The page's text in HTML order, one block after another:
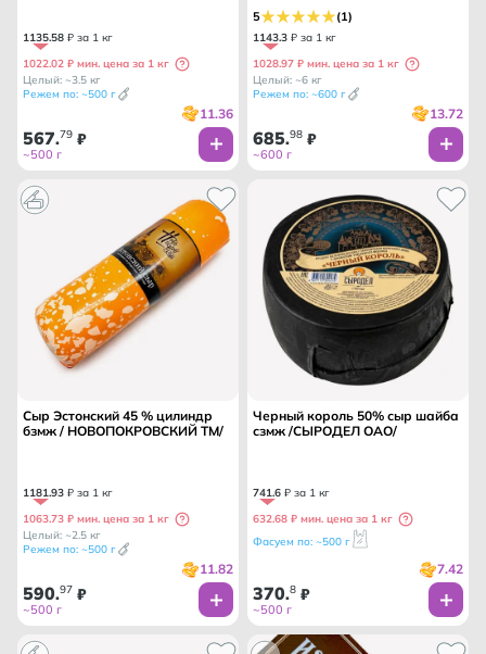
1135.58 ₽ за 1 кг
1022.02 ₽ мин. цена за 1 кг
Целый: ~3.5 кг
Режем по: ~500 г
11.36
567.79 ₽
~500 г
5 (1)
1143.3 ₽ за 1 кг
1028.97 ₽ мин. цена за 1 кг
Целый: ~6 кг
Режем по: ~600 г
13.72
685.98 ₽
~600 г
Сыр Эстонский 45 % цилиндр
бзмж / НОВОПОКРОВСКИЙ ТМ/
1181.93 ₽ за 1 кг
1063.73 ₽ мин. цена за 1 кг
Целый: ~2.5 кг
Режем по: ~500 г
11.82
590.97 ₽
~500 г
Черный король 50% сыр шайба
сзмж /СЫРОДЕЛ ОАО/
741.6 ₽ за 1 кг
632.68 ₽ мин. цена за 1 кг
Фасуем по: ~500 г
7.42
370.8 ₽
~500 г